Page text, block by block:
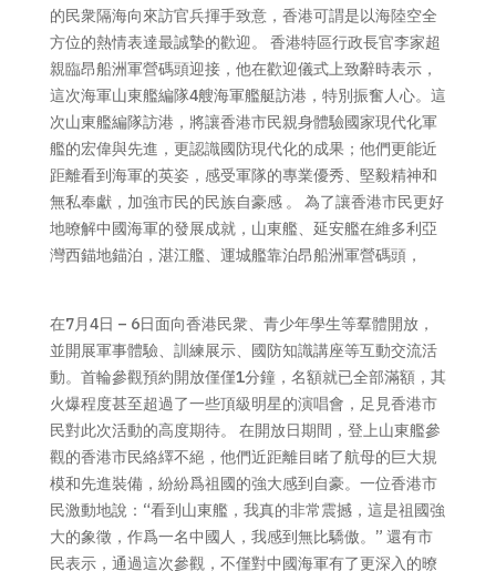
的民衆隔海向來訪官兵揮手致意，香港可謂是以海陸空全
方位的熱情表達最誠摯的歡迎。 香港特區行政長官李家超
親臨昂船洲軍營碼頭迎接，他在歡迎儀式上致辭時表示，
這次海軍山東艦編隊4艘海軍艦艇訪港，特別振奮人心。這
次山東艦編隊訪港，將讓香港市民親身體驗國家現代化軍
艦的宏偉與先進，更認識國防現代化的成果；他們更能近
距離看到海軍的英姿，感受軍隊的專業優秀、堅毅精神和
無私奉獻，加強市民的民族自豪感 。 為了讓香港市民更好
地暸解中國海軍的發展成就，山東艦、延安艦在維多利亞
灣西錨地錨泊，湛江艦、運城艦靠泊昂船洲軍營碼頭，
在7月4日 – 6日面向香港民衆、青少年學生等羣體開放，
並開展軍事體驗、訓練展示、國防知識講座等互動交流活
動。首輪參觀預約開放僅僅1分鐘，名額就已全部滿額，其
火爆程度甚至超過了一些頂級明星的演唱會，足見香港市
民對此次活動的高度期待。 在開放日期間，登上山東艦參
觀的香港市民絡繹不絕，他們近距離目睹了航母的巨大規
模和先進裝備，紛紛爲祖國的強大感到自豪。一位香港市
民激動地說：“看到山東艦，我真的非常震撼，這是祖國強
大的象徵，作爲一名中國人，我感到無比驕傲。” 還有市
民表示，通過這次參觀，不僅對中國海軍有了更深入的暸